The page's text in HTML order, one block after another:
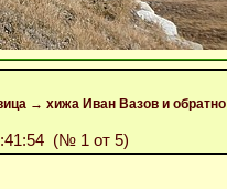
→ хижа Иван Вазов и обратно
(№ 1 от 5)